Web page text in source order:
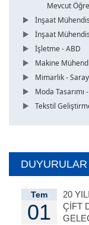
Mevcut
İnşaat
İnşaat
İşletme - ABD
Makine
Mimarlık -
Moda Tasarımı
Tekstil
DUYURULAR
Tem
01
20
ÇİFT